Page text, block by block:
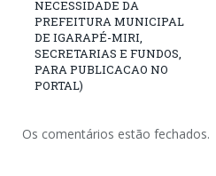
NECESSIDADE DA
PREFEITURA MUNICIPAL
DE IGARAPÉ-MIRI,
SECRETARIAS E FUNDOS,
PARA PUBLICACAO NO
PORTAL)
Os comentários estão fechados.